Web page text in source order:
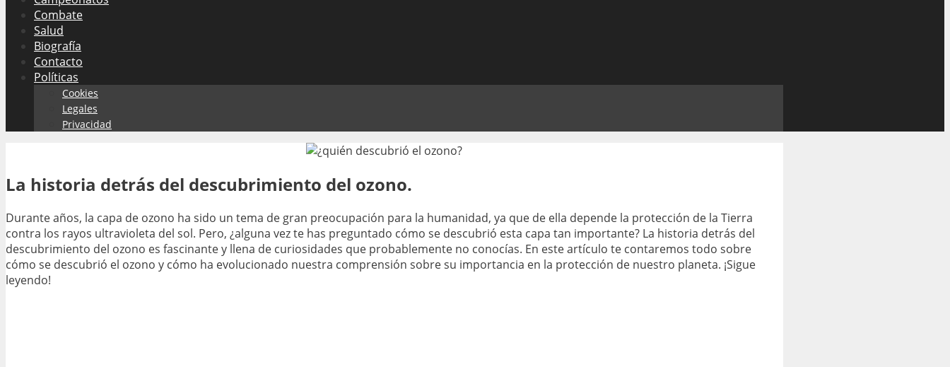
Combate
Salud
Biografía
Contacto
Políticas
Cookies
Legales
Privacidad
La historia detrás del descubrimiento del ozono.
Durante años, la capa de ozono ha sido un tema de gran preocupación para la humanidad, ya que de ella depende la protección de la Tierra
contra los rayos ultravioleta del sol. Pero, ¿alguna vez te has preguntado cómo se descubrió esta capa tan importante? La historia detrás del
descubrimiento del ozono es fascinante y llena de curiosidades que probablemente no conocías. En este artículo te contaremos todo sobre
cómo se descubrió el ozono y cómo ha evolucionado nuestra comprensión sobre su importancia en la protección de nuestro planeta. ¡Sigue
leyendo!